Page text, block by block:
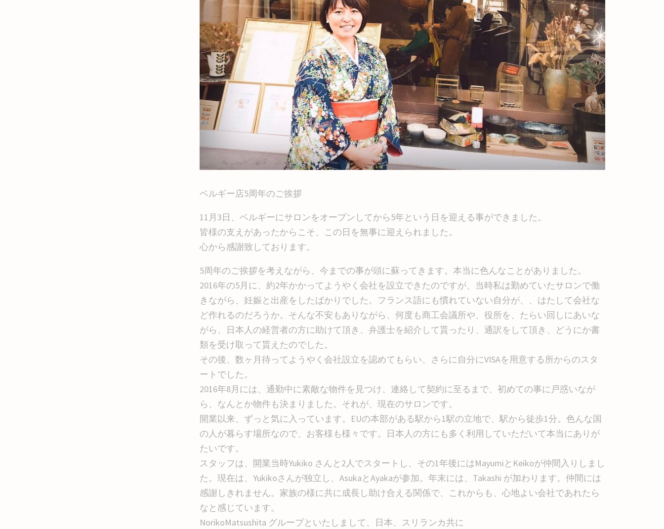
ベルギー店5周年のご挨拶
11月3日、ベルギーにサロンをオープンしてから5年という日を迎える事ができました。
皆様の支えがあったからこそ、この日を無事に迎えられました。
心から感謝致しております。
5周年のご挨拶を考えながら、今までの事が頭に蘇ってきます。本当に色んなことがありました。
2016年の5月に、約2年かかってようやく会社を設立できたのですが、当時私は勤めていたサロンで働
きながら、妊娠と出産をしたばかりでした。フランス語にも慣れていない自分が、、はたして会社な
ど作れるのだろうか。そんな不安もありながら、何度も商工会議所や、役所を、たらい回しにあいな
がら、日本人の経営者の方に助けて頂き、弁護士を紹介して貰ったり、通訳をして頂き、どうにか書
類を受け取って貰えたのでした。
その後、数ヶ月待ってようやく会社設立を認めてもらい、さらに自分にVISAを用意する所からのスタ
ートでした。
2016年8月には、通勤中に素敵な物件を見つけ、連絡して契約に至るまで、初めての事に戸惑いなが
ら、なんとか物件も決まりました。それが、現在のサロンです。
開業以来、ずっと気に入っています。EUの本部がある駅から1駅の立地で、駅から徒歩1分。色んな国
の人が暮らす場所なので、お客様も様々です。日本人の方にも多く利用していただいて本当にありが
たいです。
スタッフは、開業当時Yukiko さんと2人でスタートし、その1年後にはMayumiとKeikoが仲間入りしまし
た。現在は、Yukikoさんが独立し、AsukaとAyakaが参加。年末には、Takashi が加わります。仲間には
感謝しきれません。家族の様に共に成長し助け合える関係で、これからも、心地よい会社であれたら
なと感じています。
NorikoMatsushita グループといたしまして、日本、スリランカ共に